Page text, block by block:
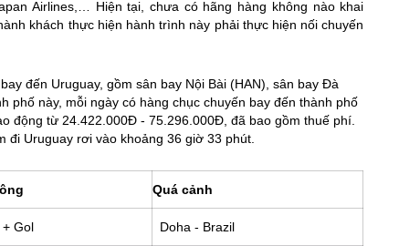
Airlines,… Hiện tại, chưa có hãng hàng không nào khai
khách thực hiện hành trình này phải thực hiện nối chuyến
đến Uruguay, gồm sân bay Nội Bài (HAN), sân bay Đà
phố này, mỗi ngày có hàng chục chuyến bay đến thành phố
động từ 24.422.000Đ - 75.296.000Đ, đã bao gồm thuế phí.
Uruguay rơi vào khoảng 36 giờ 33 phút.
Quá cảnh
+ Gol Doha - Brazil